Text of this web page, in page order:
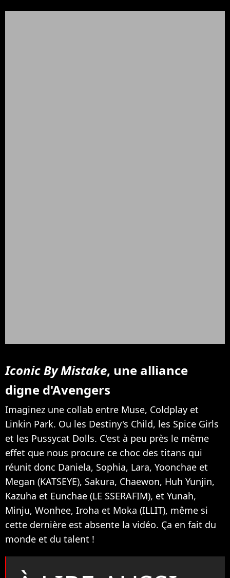
Iconic By Mistake, une alliance
digne d'Avengers
Imaginez une collab entre Muse, Coldplay et
Linkin Park. Ou les Destiny's Child, les Spice Girls
et les Pussycat Dolls. C'est à peu près le même
effet que nous procure ce choc des titans qui
réunit donc Daniela, Sophia, Lara, Yoonchae et
Megan (KATSEYE), Sakura, Chaewon, Huh Yunjin,
Kazuha et Eunchae (LE SSERAFIM), et Yunah,
Minju, Wonhee, Iroha et Moka (ILLIT), même si
cette dernière est absente la vidéo. Ça en fait du
monde et du talent !